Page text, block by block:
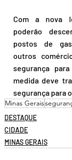
Com a nova
poderão
postos de
outros
segurança
medida deve
segurança para
Minas Gerais
DESTAQUE
CIDADE
MINAS GERAIS